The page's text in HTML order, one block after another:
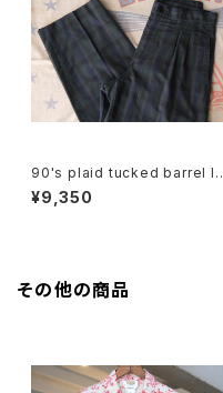
90's plaid tucked barrel le
g Pants
¥9,350
その他の商品